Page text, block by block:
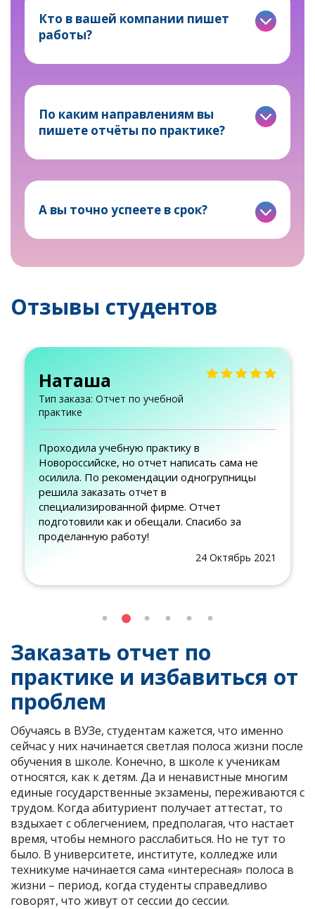
Кто в вашей компании пишет
работы?
По каким направлениям вы
пишете отчёты по практике?
А вы точно успеете в срок?
Отзывы студентов
Наташа
Тип заказа: Отчет по учебной
практике
Проходила учебную практику в
Новороссийске, но отчет написать сама не
осилила. По рекомендации одногрупницы
решила заказать отчет в
специализированной фирме. Отчет
подготовили как и обещали. Спасибо за
проделанную работу!
24 Октябрь 2021
Заказать отчет по
практике и избавиться от
проблем
Обучаясь в ВУЗе, студентам кажется, что именно
сейчас у них начинается светлая полоса жизни после
обучения в школе. Конечно, в школе к ученикам
относятся, как к детям. Да и ненавистные многим
единые государственные экзамены, переживаются с
трудом. Когда абитуриент получает аттестат, то
вздыхает с облегчением, предполагая, что настает
время, чтобы немного расслабиться. Но не тут то
было. В университете, институте, колледже или
техникуме начинается сама «интересная» полоса в
жизни – период, когда студенты справедливо
говорят, что живут от сессии до сессии.